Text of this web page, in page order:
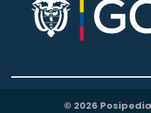
© 2026